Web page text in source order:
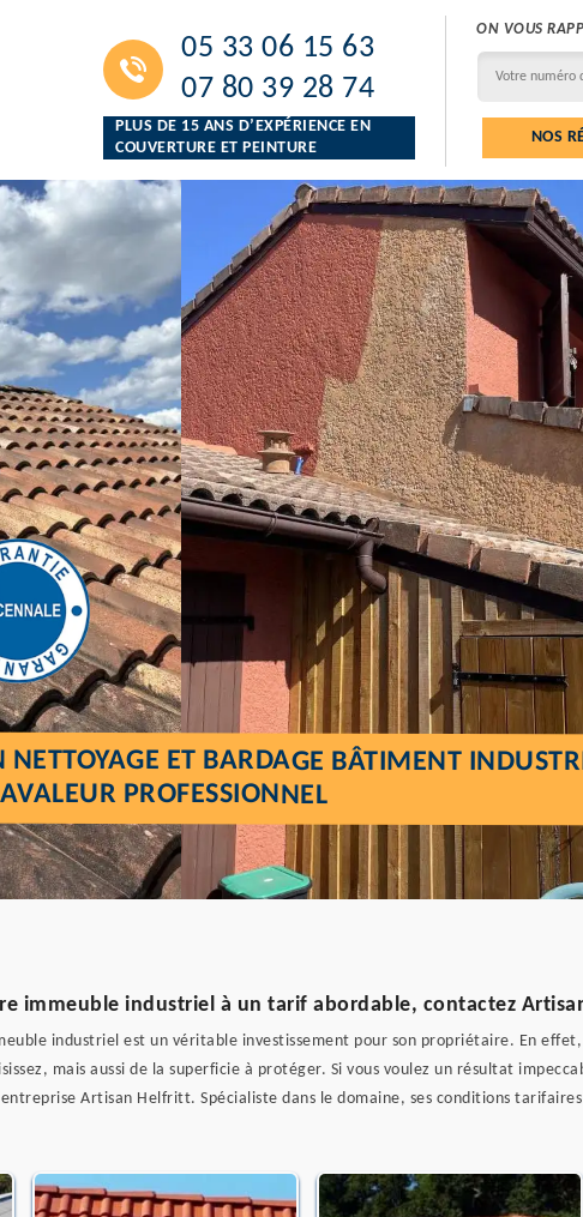
05 33 06 15 63
07 80 39 28 74
PLUS DE 15 ANS D’EXPÉRIENCE EN
COUVERTURE ET PEINTURE
ON VOUS
NOS
NETTOYAGE ET BARDAGE BÂTIMENT
PROFESSIONNEL
immeuble industriel à un tarif abordable, contactez
industriel est un véritable investissement pour son propriétaire. En
mais aussi de la superficie à protéger. Si vous voulez un résultat
Artisan Helfritt. Spécialiste dans le domaine, ses conditions